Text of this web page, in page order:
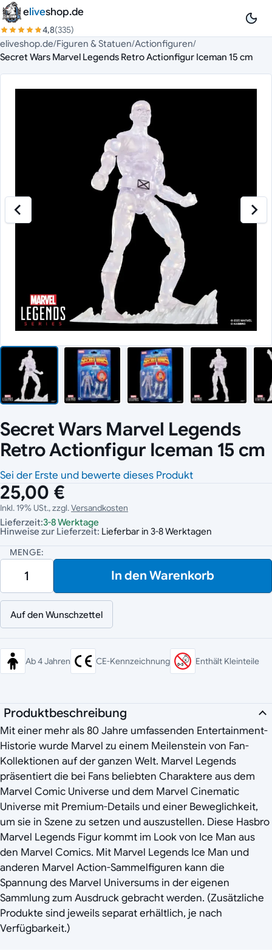
Zum Inhalt springen
eliveshop.de
4,8(335)
eliveshop.de/Figuren & Statuen/Actionfiguren/
Secret Wars Marvel Legends Retro Actionfigur Iceman 15 cm
Secret Wars Marvel Legends
Retro Actionfigur Iceman 15 cm
Sei der Erste und bewerte dieses Produkt
25,00 €
Inkl. 19% USt., zzgl.Versandkosten
Lieferzeit:3-8 Werktage
Hinweise zur Lieferzeit: Lieferbar in 3-8 Werktagen
MENGE:
In den Warenkorb
Auf den Wunschzettel
Ab 4 Jahren CE-Kennzeichnung Enthält Kleinteile
Produktbeschreibung
Mit einer mehr als 80 Jahre umfassenden Entertainment-
Historie wurde Marvel zu einem Meilenstein von Fan-
Kollektionen auf der ganzen Welt. Marvel Legends
präsentiert die bei Fans beliebten Charaktere aus dem
Marvel Comic Universe und dem Marvel Cinematic
Universe mit Premium-Details und einer Beweglichkeit,
um sie in Szene zu setzen und auszustellen. Diese Hasbro
Marvel Legends Figur kommt im Look von Ice Man aus
den Marvel Comics. Mit Marvel Legends Ice Man und
anderen Marvel Action-Sammelfiguren kann die
Spannung des Marvel Universums in der eigenen
Sammlung zum Ausdruck gebracht werden. (Zusätzliche
Produkte sind jeweils separat erhältlich, je nach
Verfügbarkeit.)